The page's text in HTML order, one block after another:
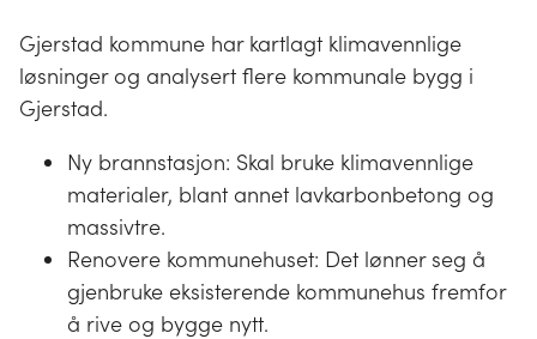
Gjerstad kommune har kartlagt klimavennlige
løsninger og analysert flere kommunale bygg i
Gjerstad.
Ny brannstasjon: Skal bruke klimavennlige
materialer, blant annet lavkarbonbetong og
massivtre.
Renovere kommunehuset: Det lønner seg å
gjenbruke eksisterende kommunehus fremfor
å rive og bygge nytt.